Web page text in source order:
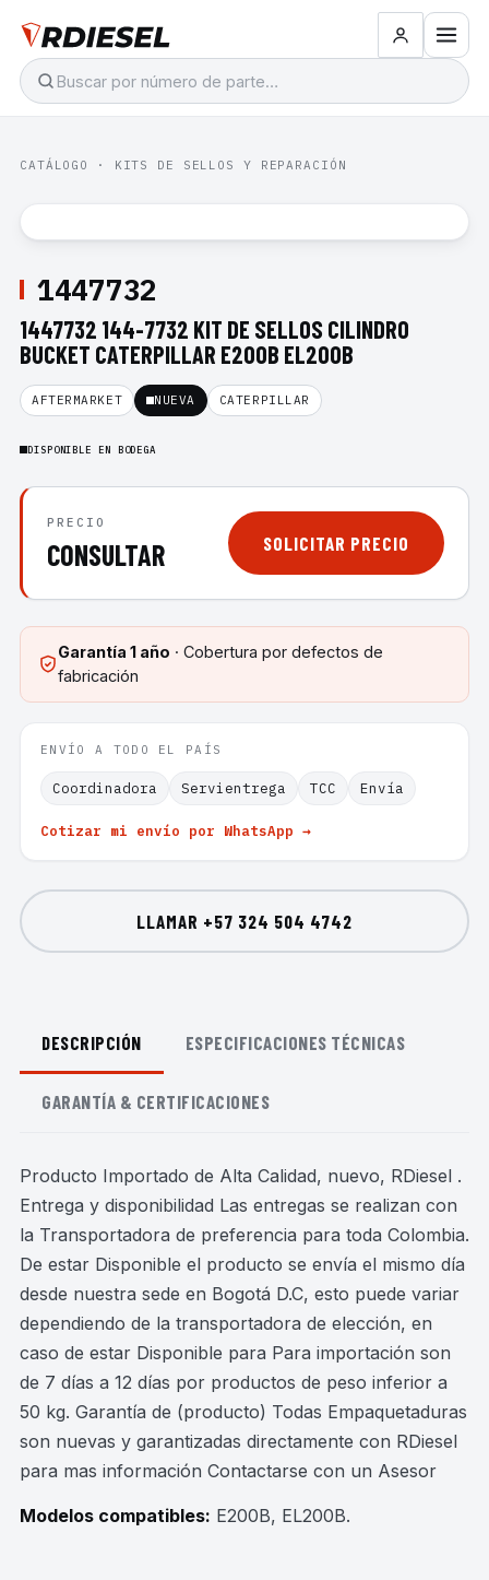
CATÁLOGO · KITS DE SELLOS Y REPARACIÓN
1447732
1447732 144-7732 KIT DE SELLOS CILINDRO
BUCKET CATERPILLAR E200B EL200B
AFTERMARKET NUEVA CATERPILLAR
DISPONIBLE EN BODEGA
PRECIO
CONSULTAR SOLICITAR PRECIO
Garantía 1 año · Cobertura por defectos de
fabricación
ENVÍO A TODO EL PAÍS
Coordinadora Servientrega TCC Envía
Cotizar mi envío por WhatsApp →
LLAMAR +57 324 504 4742
DESCRIPCIÓN ESPECIFICACIONES TÉCNICAS
GARANTÍA & CERTIFICACIONES
Producto Importado de Alta Calidad, nuevo, RDiesel .
Entrega y disponibilidad Las entregas se realizan con
la Transportadora de preferencia para toda Colombia.
De estar Disponible el producto se envía el mismo día
desde nuestra sede en Bogotá D.C, esto puede variar
dependiendo de la transportadora de elección, en
caso de estar Disponible para Para importación son
de 7 días a 12 días por productos de peso inferior a
50 kg. Garantía de (producto) Todas Empaquetaduras
son nuevas y garantizadas directamente con RDiesel
para mas información Contactarse con un Asesor
Modelos compatibles: E200B, EL200B.